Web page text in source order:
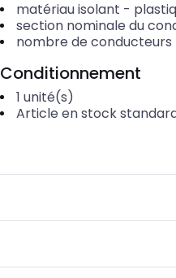
matériau isolant -
section nominale du
nombre de conducteurs
Conditionnement
1 unité(s)
Article en stock